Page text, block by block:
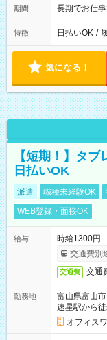
期間 長期でお仕
特徴 日払いOK /
気になる！
【短期！】タ
日払いOK
派遣 職種未経験OK
WEB登録・面接OK
給与
時給1300円
交通費別
交通費 交通
勤務地
富山県富山市
速星駅から
オフィス